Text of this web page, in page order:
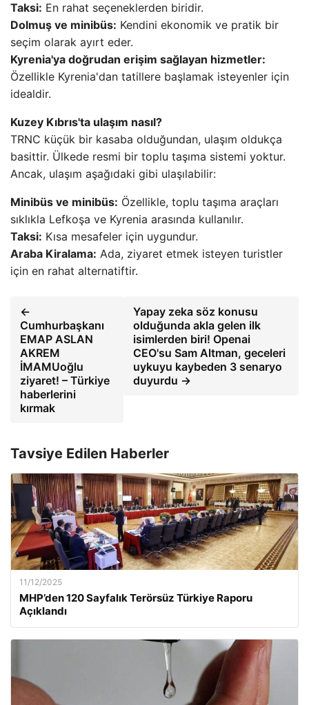
Taksi: En rahat seçeneklerden biridir.
Dolmuş ve minibüs: Kendini ekonomik ve pratik bir
seçim olarak ayırt eder.
Kyrenia'ya doğrudan erişim sağlayan hizmetler:
Özellikle Kyrenia'dan tatillere başlamak isteyenler için
idealdir.
Kuzey Kıbrıs'ta ulaşım nasıl?
TRNC küçük bir kasaba olduğundan, ulaşım oldukça
basittir. Ülkede resmi bir toplu taşıma sistemi yoktur.
Ancak, ulaşım aşağıdaki gibi ulaşılabilir:
Minibüs ve minibüs: Özellikle, toplu taşıma araçları
sıklıkla Lefkoşa ve Kyrenia arasında kullanılır.
Taksi: Kısa mesafeler için uygundur.
Araba Kiralama: Ada, ziyaret etmek isteyen turistler
için en rahat alternatiftir.
←
Cumhurbaşkanı
EMAP ASLAN
AKREM
İMAMUoğlu
ziyaret! – Türkiye
haberlerini
kırmak
Yapay zeka söz konusu
olduğunda akla gelen ilk
isimlerden biri! Openai
CEO'su Sam Altman, geceleri
uykuyu kaybeden 3 senaryo
duyurdu →
Tavsiye Edilen Haberler
11/12/2025
MHP’den 120 Sayfalık Terörsüz Türkiye Raporu
Açıklandı